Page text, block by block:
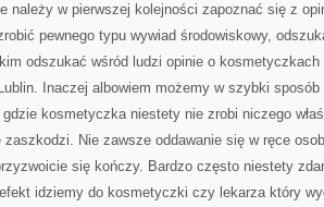
należy w pierwszej kolejności zapoznać się z
pewnego typu wywiad środowiskowy,
odszukać wśród ludzi opinie o kosmetyczkach
Inaczej albowiem możemy w szybki
kosmetyczka niestety nie zrobi niczego
zaszkodzi. Nie zawsze oddawanie się w ręce
się kończy. Bardzo często niestety
idziemy do kosmetyczki czy lekarza który